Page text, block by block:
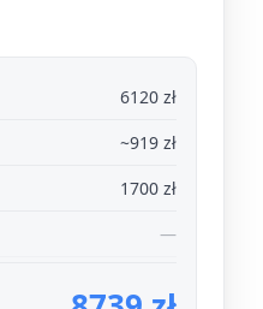
6120 zł
~919 zł
1700 zł
—